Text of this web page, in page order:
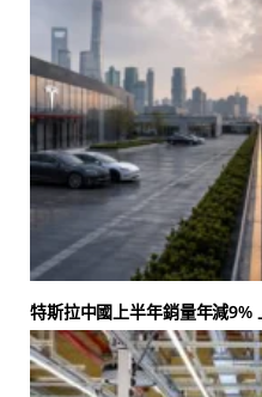
特斯拉中國上半年銷量年減9%